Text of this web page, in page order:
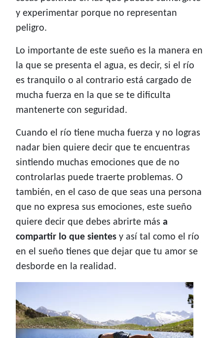
y experimentar porque no representan
peligro.
Lo importante de este sueño es la manera en
la que se presenta el agua, es decir, si el río
es tranquilo o al contrario está cargado de
mucha fuerza en la que se te dificulta
mantenerte con seguridad.
Cuando el río tiene mucha fuerza y no logras
nadar bien quiere decir que te encuentras
sintiendo muchas emociones que de no
controlarlas puede traerte problemas. O
también, en el caso de que seas una persona
que no expresa sus emociones, este sueño
quiere decir que debes abrirte más a
compartir lo que sientes y así tal como el río
en el sueño tienes que dejar que tu amor se
desborde en la realidad.